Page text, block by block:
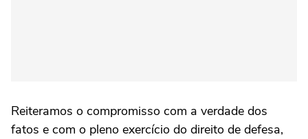
Reiteramos o compromisso com a verdade dos
fatos e com o pleno exercício do direito de defesa,